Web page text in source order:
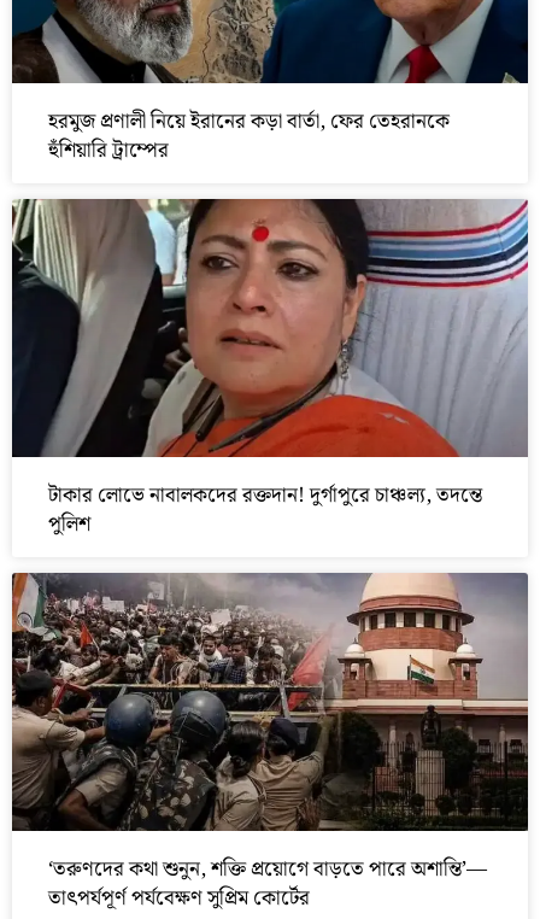
হরমুজ প্রণালী নিয়ে ইরানের কড়া বার্তা, ফের তেহরানকে
হুঁশিয়ারি ট্রাম্পের
টাকার লোভে নাবালকদের রক্তদান! দুর্গাপুরে চাঞ্চল্য, তদন্তে
পুলিশ
‘তরুণদের কথা শুনুন, শক্তি প্রয়োগে বাড়তে পারে অশান্তি’—
তাৎপর্যপূর্ণ পর্যবেক্ষণ সুপ্রিম কোর্টের